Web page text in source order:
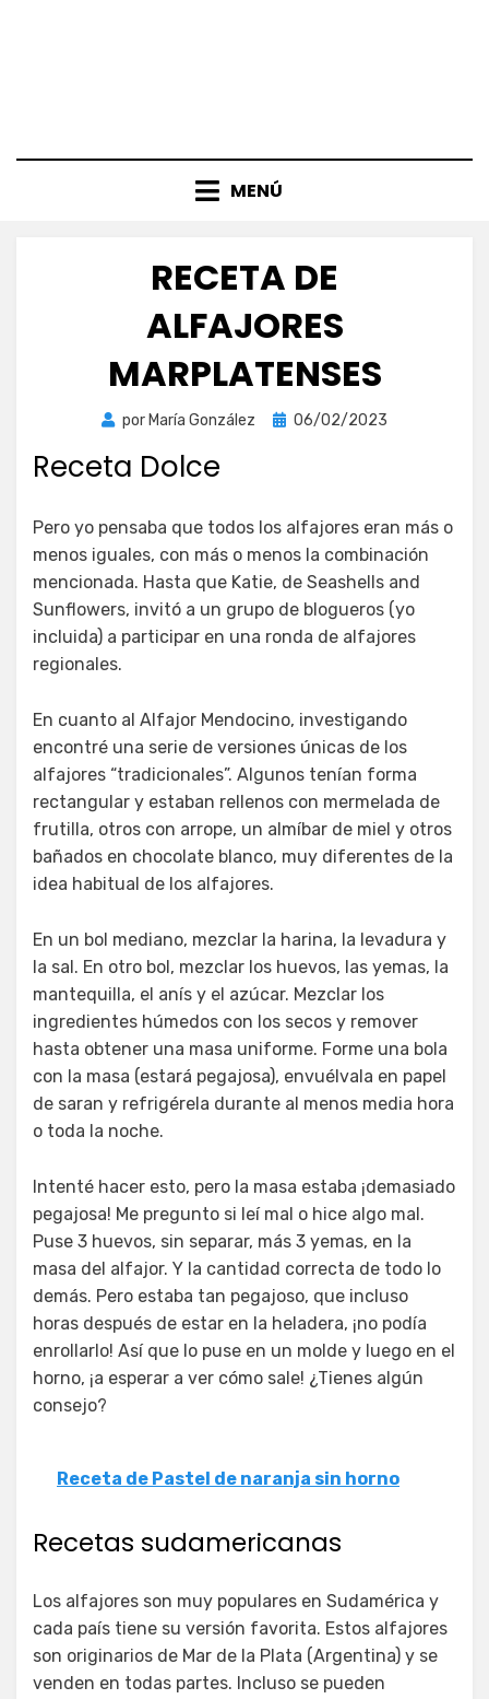
MENÚ
RECETA DE
ALFAJORES
MARPLATENSES
por María González
Publicada
06/02/2023
Receta Dolce
Pero yo pensaba que todos los alfajores eran más o
menos iguales, con más o menos la combinación
mencionada. Hasta que Katie, de Seashells and
Sunflowers, invitó a un grupo de blogueros (yo
incluida) a participar en una ronda de alfajores
regionales.
En cuanto al Alfajor Mendocino, investigando
encontré una serie de versiones únicas de los
alfajores “tradicionales”. Algunos tenían forma
rectangular y estaban rellenos con mermelada de
frutilla, otros con arrope, un almíbar de miel y otros
bañados en chocolate blanco, muy diferentes de la
idea habitual de los alfajores.
En un bol mediano, mezclar la harina, la levadura y
la sal. En otro bol, mezclar los huevos, las yemas, la
mantequilla, el anís y el azúcar. Mezclar los
ingredientes húmedos con los secos y remover
hasta obtener una masa uniforme. Forme una bola
con la masa (estará pegajosa), envuélvala en papel
de saran y refrigérela durante al menos media hora
o toda la noche.
Intenté hacer esto, pero la masa estaba ¡demasiado
pegajosa! Me pregunto si leí mal o hice algo mal.
Puse 3 huevos, sin separar, más 3 yemas, en la
masa del alfajor. Y la cantidad correcta de todo lo
demás. Pero estaba tan pegajoso, que incluso
horas después de estar en la heladera, ¡no podía
enrollarlo! Así que lo puse en un molde y luego en el
horno, ¡a esperar a ver cómo sale! ¿Tienes algún
consejo?
Receta de Pastel de naranja sin horno
Recetas sudamericanas
Los alfajores son muy populares en Sudamérica y
cada país tiene su versión favorita. Estos alfajores
son originarios de Mar de la Plata (Argentina) y se
venden en todas partes. Incluso se pueden